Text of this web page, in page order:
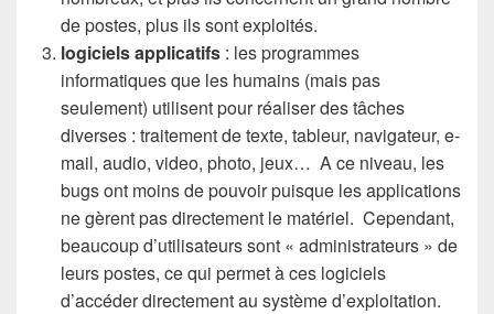
de postes, plus ils sont exploités.
logiciels applicatifs : les programmes
informatiques que les humains (mais pas
seulement) utilisent pour réaliser des tâches
diverses : traitement de texte, tableur, navigateur, e-
mail, audio, video, photo, jeux… A ce niveau, les
bugs ont moins de pouvoir puisque les applications
ne gèrent pas directement le matériel. Cependant,
beaucoup d’utilisateurs sont « administrateurs » de
leurs postes, ce qui permet à ces logiciels
d’accéder directement au système d’exploitation.